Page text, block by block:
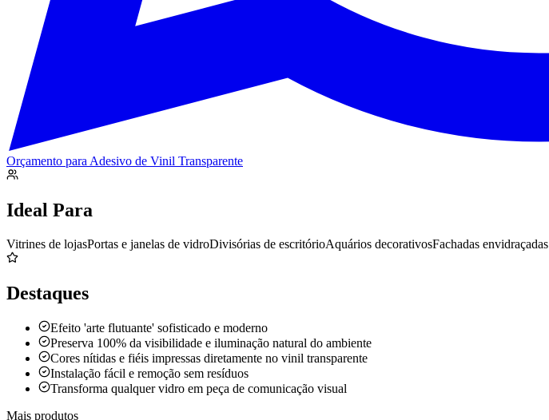
Orçamento paraAdesivo de Vinil Transparente
Ideal Para
Vitrines de lojasPortas e janelas de vidroDivisórias de escritórioAquários decorativosFachadas envidraçadas
Destaques
Efeito 'arte flutuante' sofisticado e moderno
Preserva 100% da visibilidade e iluminação natural do ambiente
Cores nítidas e fiéis impressas diretamente no vinil transparente
Instalação fácil e remoção sem resíduos
Transforma qualquer vidro em peça de comunicação visual
Mais produtos